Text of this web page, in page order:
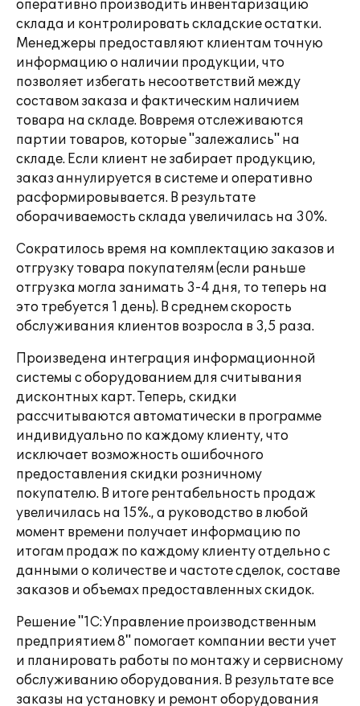
оперативно производить инвентаризацию
склада и контролировать складские остатки.
Менеджеры предоставляют клиентам точную
информацию о наличии продукции, что
позволяет избегать несоответствий между
составом заказа и фактическим наличием
товара на складе. Вовремя отслеживаются
партии товаров, которые "залежались" на
складе. Если клиент не забирает продукцию,
заказ аннулируется в системе и оперативно
расформировывается. В результате
оборачиваемость склада увеличилась на 30%.
Сократилось время на комплектацию заказов и
отгрузку товара покупателям (если раньше
отгрузка могла занимать 3-4 дня, то теперь на
это требуется 1 день). В среднем скорость
обслуживания клиентов возросла в 3,5 раза.
Произведена интеграция информационной
системы с оборудованием для считывания
дисконтных карт. Теперь, скидки
рассчитываются автоматически в программе
индивидуально по каждому клиенту, что
исключает возможность ошибочного
предоставления скидки розничному
покупателю. В итоге рентабельность продаж
увеличилась на 15%., а руководство в любой
момент времени получает информацию по
итогам продаж по каждому клиенту отдельно с
данными о количестве и частоте сделок, составе
заказов и объемах предоставленных скидок.
Решение "1С:Управление производственным
предприятием 8" помогает компании вести учет
и планировать работы по монтажу и сервисному
обслуживанию оборудования. В результате все
заказы на установку и ремонт оборудования